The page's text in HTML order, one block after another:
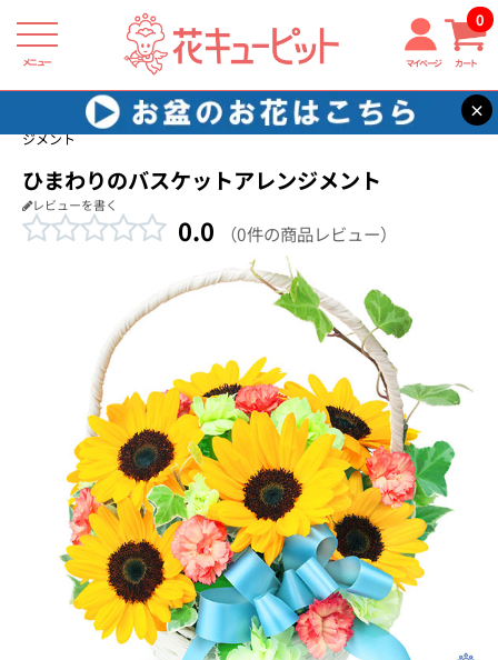
メニュー マイページ カート
0
×
花キューピット 退職祝い
【退職祝い】ひまわりのバスケットアレン
ジメント
ひまわりのバスケットアレンジメント
レビューを書く
0.0 （0件の商品レビュー）